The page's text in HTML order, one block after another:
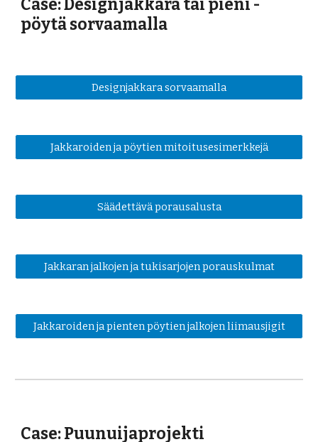
Case: Designjakkara tai pieni -
pöytä sorvaamalla
Designjakkara sorvaamalla
Jakkaroiden ja pöytien mitoitusesimerkkejä
Säädettävä porausalusta
Jakkaran jalkojen ja tukisarjojen porauskulmat
Jakkaroiden ja pienten pöytien jalkojen liimausjigit
Case: Puunuijaprojekti